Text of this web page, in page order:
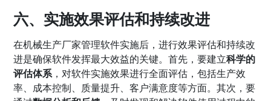
六、实施效果评估和持续改进
在机械生产厂家管理软件实施后，进行效果评估和持续改
进是确保软件发挥最大效益的关键。首先，要建立科学的
评估体系，对软件实施效果进行全面评估，包括生产效
率、成本控制、质量提升、客户满意度等方面。其次，要